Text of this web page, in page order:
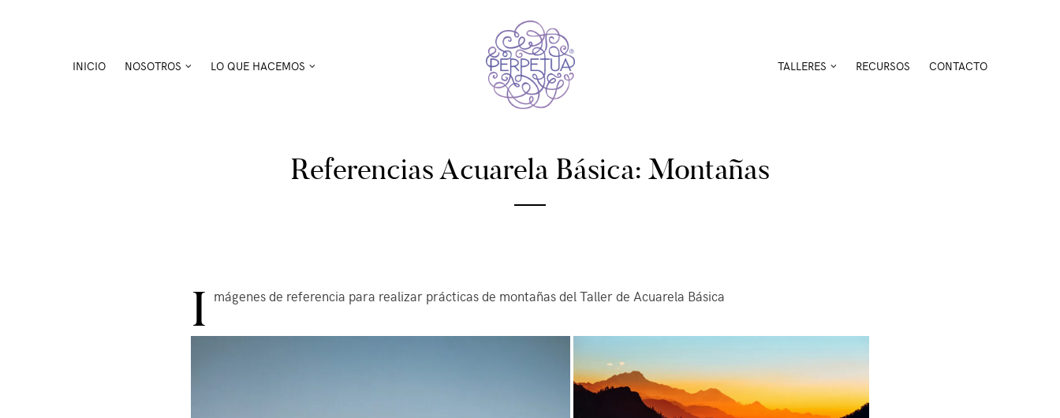
Perpetua Studio
visual arts & crafts studio
INICIO NOSOTROS LO QUE HACEMOS TALLERES RECURSOS CONTACTO
MARIEL
Referencias Acuarela Básica: Montañas
I mágenes de referencia para realizar prácticas de montañas del Taller de Acuarela Básica